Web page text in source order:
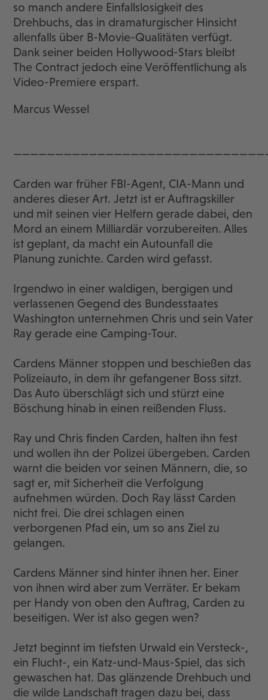
so manch andere Einfallslosigkeit des
Drehbuchs, das in dramaturgischer Hinsicht
allenfalls über B-Movie-Qualitäten verfügt.
Dank seiner beiden Hollywood-Stars bleibt
The Contract jedoch eine Veröffentlichung als
Video-Premiere erspart.
Marcus Wessel
Carden war früher FBI-Agent, CIA-Mann und
anderes dieser Art. Jetzt ist er Auftragskiller
und mit seinen vier Helfern gerade dabei, den
Mord an einem Milliardär vorzubereiten. Alles
ist geplant, da macht ein Autounfall die
Planung zunichte. Carden wird gefasst.
Irgendwo in einer waldigen, bergigen und
verlassenen Gegend des Bundesstaates
Washington unternehmen Chris und sein Vater
Ray gerade eine Camping-Tour.
Cardens Männer stoppen und beschießen das
Polizeiauto, in dem ihr gefangener Boss sitzt.
Das Auto überschlägt sich und stürzt eine
Böschung hinab in einen reißenden Fluss.
Ray und Chris finden Carden, halten ihn fest
und wollen ihn der Polizei übergeben. Carden
warnt die beiden vor seinen Männern, die, so
sagt er, mit Sicherheit die Verfolgung
aufnehmen würden. Doch Ray lässt Carden
nicht frei. Die drei schlagen einen
verborgenen Pfad ein, um so ans Ziel zu
gelangen.
Cardens Männer sind hinter ihnen her. Einer
von ihnen wird aber zum Verräter. Er bekam
per Handy von oben den Auftrag, Carden zu
beseitigen. Wer ist also gegen wen?
Jetzt beginnt im tiefsten Urwald ein Versteck-,
ein Flucht-, ein Katz-und-Maus-Spiel, das sich
gewaschen hat. Das glänzende Drehbuch und
die wilde Landschaft tragen dazu bei, dass